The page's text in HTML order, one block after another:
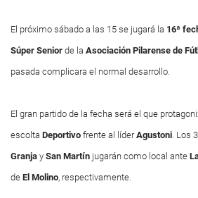
El próximo sábado a las 15 se jugará la 16ª
Súper Senior de la Asociación Pilarense de
pasada complicara el normal desarrollo.
El gran partido de la fecha será el que
escolta Deportivo frente al líderAgustoni. Los
Granja y San Martín jugarán como local ante
de El Molino, respectivamente.